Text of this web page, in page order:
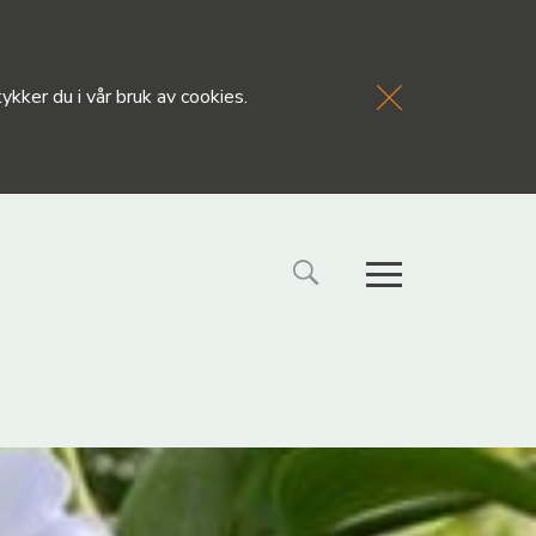
du i vår bruk av cookies.